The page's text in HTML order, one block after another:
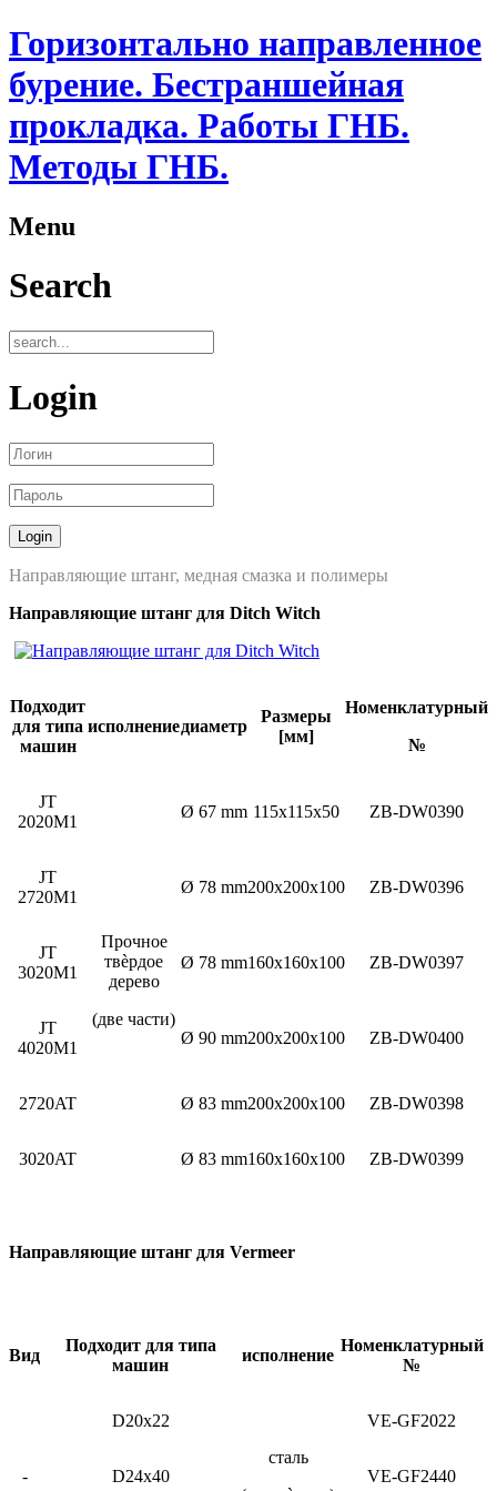
Горизонтально направленное
бурение. Бестраншейная
прокладка. Работы ГНБ.
Методы ГНБ.
Menu
Search
Login
Направляющие штанг, медная смазка и полимеры
Направляющие штанг для Ditch Witch
Подходит
для типа
машин
исполнениедиаметр
Размеры
[мм]
Номенклатурный
№
JT
2020M1
Прочное
твѐрдое
дерево
(две части)
Ø 67 mm 115x115x50 ZB-DW0390
JT
2720M1
Ø 78 mm200x200x100 ZB-DW0396
JT
3020M1
Ø 78 mm160x160x100 ZB-DW0397
JT
4020M1
Ø 90 mm200x200x100 ZB-DW0400
2720AT Ø 83 mm200x200x100 ZB-DW0398
3020AT Ø 83 mm160x160x100 ZB-DW0399
Направляющие штанг для Vermeer
Вид
Подходит для типа
машин
исполнение
Номенклатурный
№
-
D20x22
сталь
VE-GF2022
D24x40 VE-GF2440